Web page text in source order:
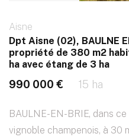
Aisne
Dpt Aisne (02), BAULNE
propriété de 380 m2
ha avec étang de 3 ha
990 000 € 15 ha
BAULNE-EN-BRIE, dans
vignoble champenois, à 30